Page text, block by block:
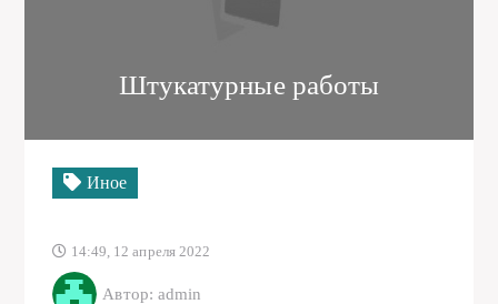
Штукатурные работы
Иное
14:49, 12 апреля 2022
Автор: admin